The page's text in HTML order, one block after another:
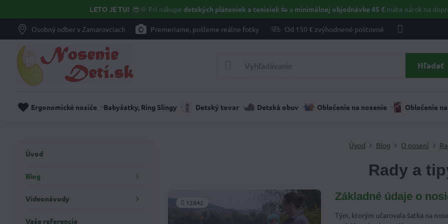
LETO JE TU! 😎🌞 Pri nákupe detských pláteniek a tenisiek 👟 a minimálnej objednávke 45 €máte nárok na
Osobný odber v Zamarovciach Premeriame, pošleme reálne fotky Od 150 € zvýhodnené poštovné
Hľadať
Ergonomické nosiče Babyšatky, Ring Slingy Detský tovar Detská obuv Oblečenie na nosenie Oblečenie
Úvod Blog O nosení
Rady a
12842 Základné údaje o
Tým, ktorým učarovala šatka na
Úvod
Blog
Videonávody
Vaše referencie